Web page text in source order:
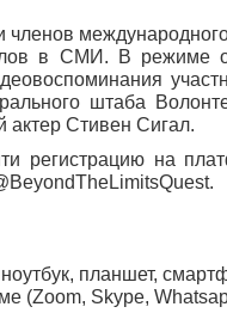
членов
в СМИ. В режиме
штаба
актер Стивен Сигал.
регистрацию на
планшет,
(Zoom, Skype,